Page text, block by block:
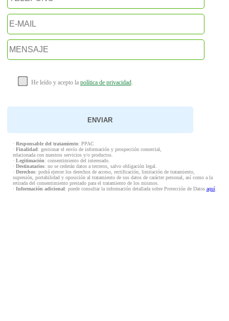
He leído y acepto la política de privacidad.
· Responsable del tratamiento: PPAC
· Finalidad: gestionar el envío de información y prospección comercial,
relacionada con nuestros servicios y/o productos.
· Legitimación: consentimiento del interesado.
· Destinatarios: no se cederán datos a terceros, salvo obligación legal.
· Derechos: podrá ejercer los derechos de acceso, rectificación, limitación de tratamiento,
supresión, portabilidad y oposición al tratamiento de sus datos de carácter personal, así como a la
retirada del consentimiento prestado para el tratamiento de los mismos.
· Información adicional: puede consultar la información detallada sobre Protección de Datos aquí.